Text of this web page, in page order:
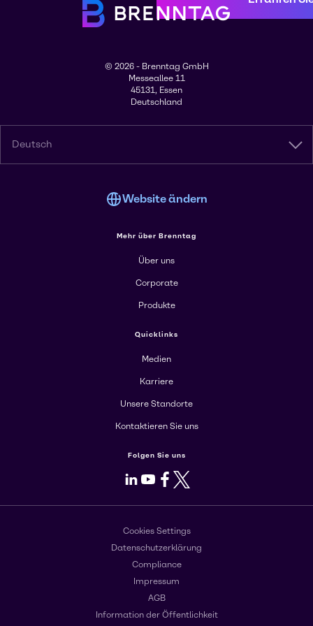
© 2026 - Brenntag GmbH
Messeallee 11
45131, Essen
Deutschland
Deutsch
Website ändern
Mehr über Brenntag
Über uns
Corporate
Produkte
Quicklinks
Medien
Karriere
Unsere Standorte
Kontaktieren Sie uns
Folgen Sie uns
LinkedIn
Youtube
Facebook
X
Cookies Settings
Datenschutzerklärung
Compliance
Impressum
AGB
Information der Öffentlichkeit